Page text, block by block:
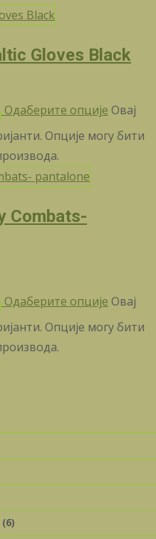
Gloves Black
Одаберите опције Овај
Опције могу бити
Combats-
Одаберите опције Овај
Опције могу бити
(6)